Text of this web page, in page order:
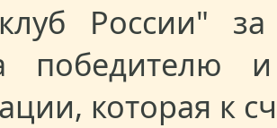
России"
победителю
которая к